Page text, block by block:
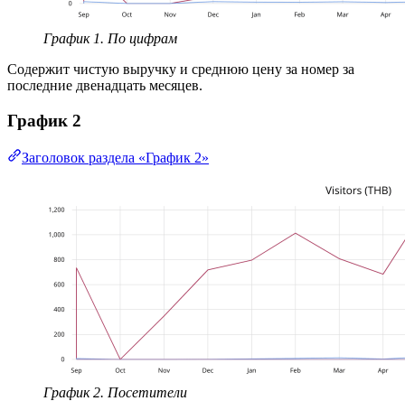
График 1. По цифрам
Содержит чистую выручку и среднюю цену за номер за
последние двенадцать месяцев.
График 2
Заголовок раздела «График 2»
График 2. Посетители